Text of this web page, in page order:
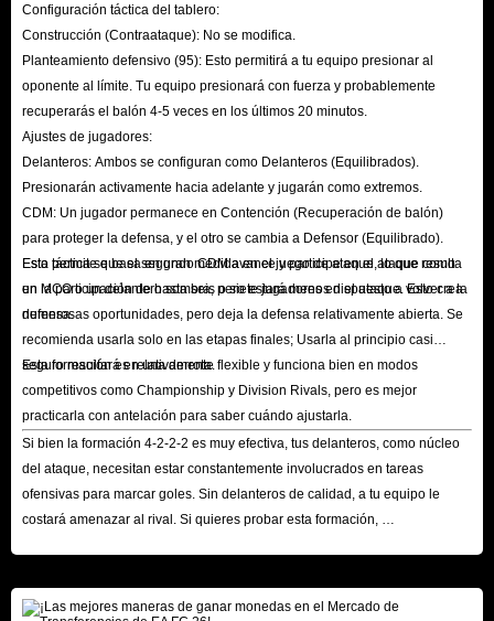
Xbox One y Switch 2. Sin embargo, debido a ciertas limitaciones, esta
función no es compatible con PC.
El uso compartido de juegos se utiliza principalmente para juegos digitales.
Los jugadores suelen compartir entre consolas de la misma serie (por
ejemplo, de PlayStation a PlayStation o de Xbox a Xbox), lo que permite
que tanto el titular de la cuenta principal como sus amigos accedan al
compartir juegos en cada plataforma (PlayStation, Xbox, Switch), ya que
pueden variar.
Preguntas frecuentes sobre las monedas de EA
Sports FC 26
P: ¿Qué son las monedas de FC 26?
R: Con la misma función que las monedas de FC 25, con la llegada de FC
26, la moneda del juego también se llamará 'Monedas FC 26'. Si aún juegas
a FIFA, puedes convertir esta moneda en monedas de FIFA 26 o de FUT
26, según tus preferencias.
P: ¿Qué hacen las monedas de EA FC 26?
R: Solo ha cambiado el nombre del juego, de FC 25 a FC 26. La función
Configuración táctica del tablero:
Construcción (Contraataque): No se modifica.
Planteamiento defensivo (95): Esto permitirá a tu equipo presionar al
oponente al límite. Tu equipo presionará con fuerza y ​​probablemente
recuperarás el balón 4-5 veces en los últimos 20 minutos.
Ajustes de jugadores:
Delanteros: Ambos se configuran como Delanteros (Equilibrados).
Presionarán activamente hacia adelante y jugarán como extremos.
CDM: Un jugador permanece en Contención (Recuperación de balón)
para proteger la defensa, y el otro se cambia a Defensor (Equilibrado).
Esto permite que el segundo CDM avance y participe en el ataque como
un MCO o un delantero sombra, pero estará menos dispuesto a volver a la
defensa.
Esta táctica se basa en gran medida en el juego de ataque, lo que resulta
en la participación de hasta seis o siete jugadores en el ataque. Esto crea
numerosas oportunidades, pero deja la defensa relativamente abierta. Se
recomienda usarla solo en las etapas finales; Usarla al principio casi
seguro resultará en una derrota.
Esta formación es relativamente flexible y funciona bien en modos
competitivos como Championship y Division Rivals, pero es mejor
practicarla con antelación para saber cuándo ajustarla.
Si bien la formación 4-2-2-2 es muy efectiva, tus delanteros, como núcleo
del ataque, necesitan estar constantemente involucrados en tareas
ofensivas para marcar goles. Sin delanteros de calidad, a tu equipo le
costará amenazar al rival. Si quieres probar esta formación,